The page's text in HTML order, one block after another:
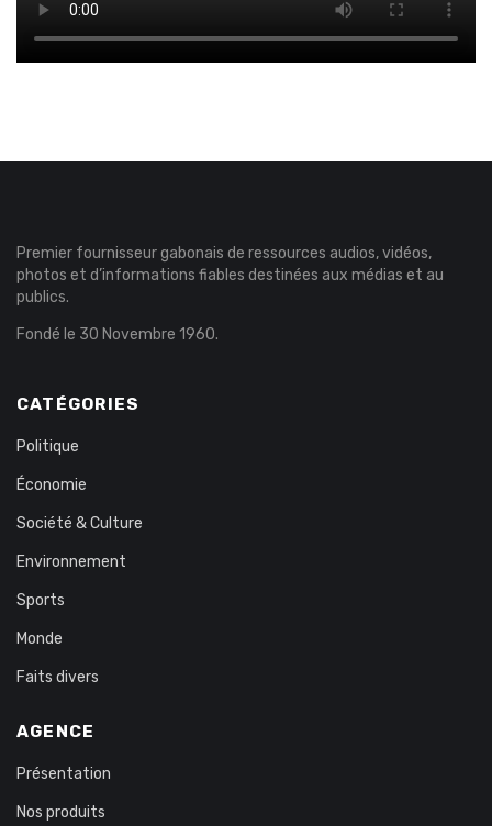
Premier fournisseur gabonais de ressources audios, vidéos,
photos et d’informations fiables destinées aux médias et au
publics.
Fondé le 30 Novembre 1960.
CATÉGORIES
Politique
Économie
Société & Culture
Environnement
Sports
Monde
Faits divers
AGENCE
Présentation
Nos produits